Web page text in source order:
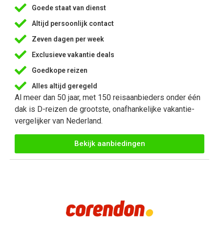
Goede staat van dienst
Altijd persoonlijk contact
Zeven dagen per week
Exclusieve vakantie deals
Goedkope reizen
Alles altijd geregeld
Al meer dan 50 jaar, met 150 reisaanbieders onder één
dak is D-reizen de grootste, onafhankelijke vakantie-
vergelijker van Nederland.
Bekijk aanbiedingen